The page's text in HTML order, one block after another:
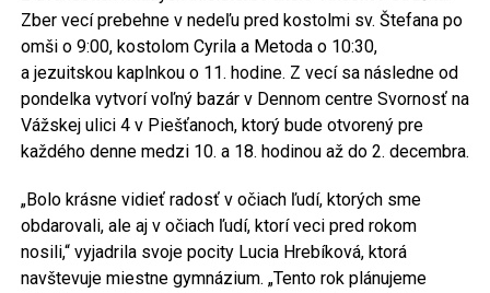
Zber vecí prebehne v nedeľu pred kostolmi sv. Štefana po
omši o 9:00, kostolom Cyrila a Metoda o 10:30,
a jezuitskou kaplnkou o 11. hodine. Z vecí sa následne od
pondelka vytvorí voľný bazár v Dennom centre Svornosť na
Vážskej ulici 4 v Piešťanoch, ktorý bude otvorený pre
každého denne medzi 10. a 18. hodinou až do 2. decembra.
„Bolo krásne vidieť radosť v očiach ľudí, ktorých sme
obdarovali, ale aj v očiach ľudí, ktorí veci pred rokom
nosili,“ vyjadrila svoje pocity Lucia Hrebíková, ktorá
navštevuje miestne gymnázium. „Tento rok plánujeme